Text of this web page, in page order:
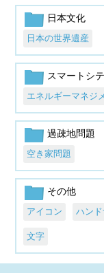
日本文化
日本の世界遺産
スマートシ
エネルギーマネジ
過疎地問題
空き家問題
その他
アイコン ハン
文字